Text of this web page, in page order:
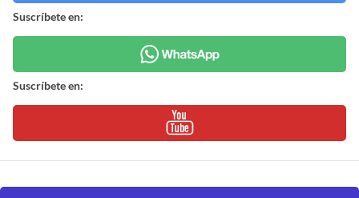
Suscríbete en:
Suscríbete en: